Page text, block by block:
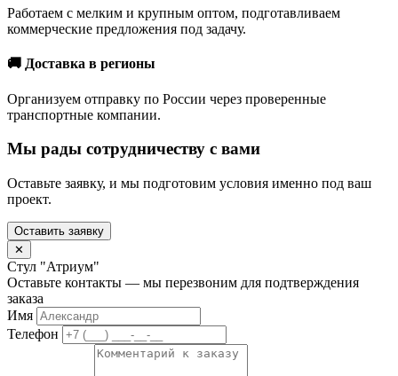
Работаем с мелким и крупным оптом, подготавливаем
коммерческие предложения под задачу.
🚚 Доставка в регионы
Организуем отправку по России через проверенные
транспортные компании.
Мы рады сотрудничеству с вами
Оставьте заявку, и мы подготовим условия именно под ваш
проект.
Оставить заявку
✕
Стул "Атриум"
Оставьте контакты — мы перезвоним для подтверждения
заказа
Имя
Телефон